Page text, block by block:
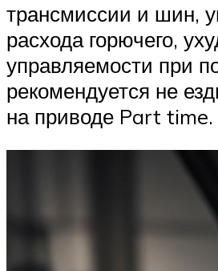
трансмиссии и шин,
расхода горючего,
управляемости при
рекомендуется не
на приводе Part time.